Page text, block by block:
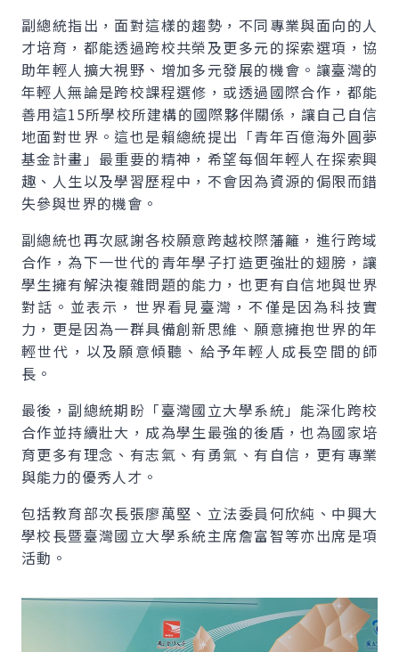
副總統指出，面對這樣的趨勢，不同專業與面向的人
才培育，都能透過跨校共榮及更多元的探索選項，協
助年輕人擴大視野、增加多元發展的機會。讓臺灣的
年輕人無論是跨校課程選修，或透過國際合作，都能
善用這15所學校所建構的國際夥伴關係，讓自己自信
地面對世界。這也是賴總統提出「青年百億海外圓夢
基金計畫」最重要的精神，希望每個年輕人在探索興
趣、人生以及學習歷程中，不會因為資源的侷限而錯
失參與世界的機會。
副總統也再次感謝各校願意跨越校際藩籬，進行跨域
合作，為下一世代的青年學子打造更強壯的翅膀，讓
學生擁有解決複雜問題的能力，也更有自信地與世界
對話。並表示，世界看見臺灣，不僅是因為科技實
力，更是因為一群具備創新思維、願意擁抱世界的年
輕世代，以及願意傾聽、給予年輕人成長空間的師
長。
最後，副總統期盼「臺灣國立大學系統」能深化跨校
合作並持續壯大，成為學生最強的後盾，也為國家培
育更多有理念、有志氣、有勇氣、有自信，更有專業
與能力的優秀人才。
包括教育部次長張廖萬堅、立法委員何欣純、中興大
學校長暨臺灣國立大學系統主席詹富智等亦出席是項
活動。